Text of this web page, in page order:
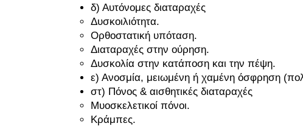
δ) Αυτόνομες διαταραχές
Δυσκοιλιότητα.
Ορθοστατική υπόταση.
Διαταραχές στην ούρηση.
Δυσκολία στην κατάποση και την πέψη.
ε) Ανοσμία, μειωμένη ή χαμένη όσφρηση
στ) Πόνος & αισθητικές διαταραχές
Μυοσκελετικοί πόνοι.
Κράμπες.